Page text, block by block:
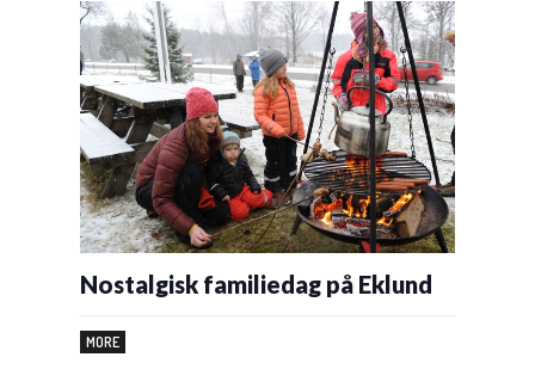
Nostalgisk familiedag på Eklund
MORE